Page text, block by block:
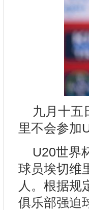
九月十五
里不会参加
U20世界
球员埃切维
人。根据规
俱乐部强迫